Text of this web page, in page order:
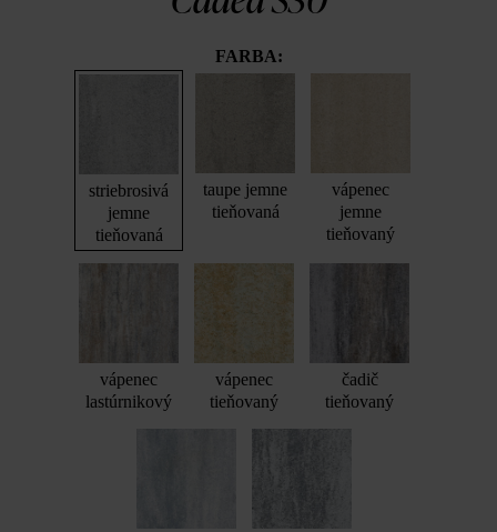
FARBA:
striebrosivá
jemne
tieňovaná
taupe jemne
tieňovaná
vápenec
jemne
tieňovaný
vápenec
lastúrnikový
vápenec
tieňovaný
čadič
tieňovaný